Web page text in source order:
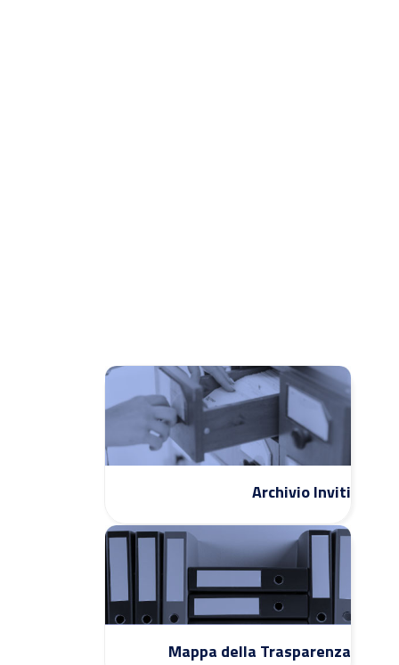
Archivio Inviti
Mappa della Trasparenza